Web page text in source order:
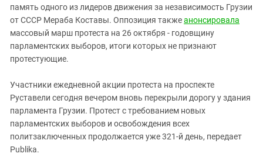
Южная Осетия
Южный Кавказ
ЮФО
память одного из лидеров движения за независимость Грузии
от СССР Мераба Коставы. Оппозиция такжеанонсировала
массовый марш протеста на 26 октября - годовщину
парламентских выборов, итоги которых не признают
протестующие.
Участники ежедневной акции протеста на проспекте
Руставели сегодня вечером вновь перекрыли дорогу у здания
парламента Грузии. Протест с требованием новых
парламентских выборов и освобождения всех
политзаключенных продолжается уже 321-й день, передает
Publika.